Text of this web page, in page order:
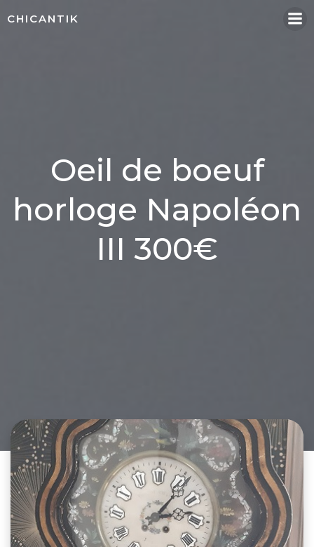
CHICANTIK
Oeil de boeuf
horloge Napoléon
III 300€